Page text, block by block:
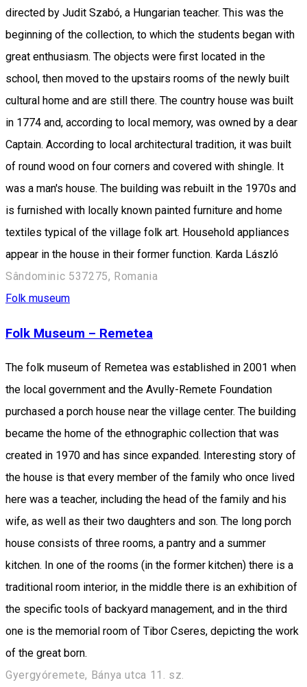
directed by Judit Szabó, a Hungarian teacher. This was the
beginning of the collection, to which the students began with
great enthusiasm. The objects were first located in the
school, then moved to the upstairs rooms of the newly built
cultural home and are still there. The country house was built
in 1774 and, according to local memory, was owned by a dear
Captain. According to local architectural tradition, it was built
of round wood on four corners and covered with shingle. It
was a man's house. The building was rebuilt in the 1970s and
is furnished with locally known painted furniture and home
textiles typical of the village folk art. Household appliances
appear in the house in their former function. Karda László
Sândominic 537275, Romania
Folk museum
Folk Museum – Remetea
The folk museum of Remetea was established in 2001 when
the local government and the Avully-Remete Foundation
purchased a porch house near the village center. The building
became the home of the ethnographic collection that was
created in 1970 and has since expanded. Interesting story of
the house is that every member of the family who once lived
here was a teacher, including the head of the family and his
wife, as well as their two daughters and son. The long porch
house consists of three rooms, a pantry and a summer
kitchen. In one of the rooms (in the former kitchen) there is a
traditional room interior, in the middle there is an exhibition of
the specific tools of backyard management, and in the third
one is the memorial room of Tibor Cseres, depicting the work
of the great born.
Gyergyóremete, Bánya utca 11. sz.